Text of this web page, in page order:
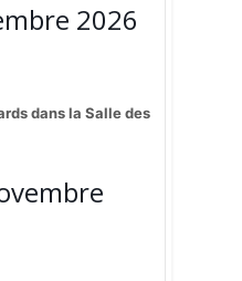
2026
dans la Salle des